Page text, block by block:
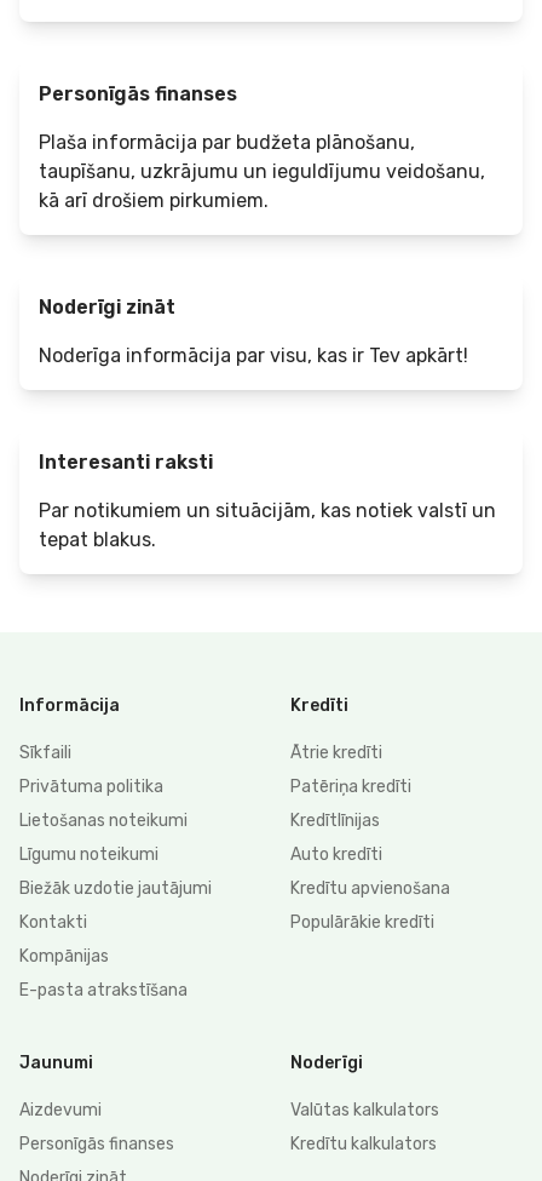
Personīgās finanses
Plaša informācija par budžeta plānošanu,
taupīšanu, uzkrājumu un ieguldījumu veidošanu,
kā arī drošiem pirkumiem.
Noderīgi zināt
Noderīga informācija par visu, kas ir Tev apkārt!
Interesanti raksti
Par notikumiem un situācijām, kas notiek valstī un
tepat blakus.
Informācija
Sīkfaili
Privātuma politika
Lietošanas noteikumi
Līgumu noteikumi
Biežāk uzdotie jautājumi
Kontakti
Kompānijas
E-pasta atrakstīšana
Kredīti
Ātrie kredīti
Patēriņa kredīti
Kredītlīnijas
Auto kredīti
Kredītu apvienošana
Populārākie kredīti
Jaunumi
Aizdevumi
Personīgās finanses
Noderīgi
Valūtas kalkulators
Kredītu kalkulators